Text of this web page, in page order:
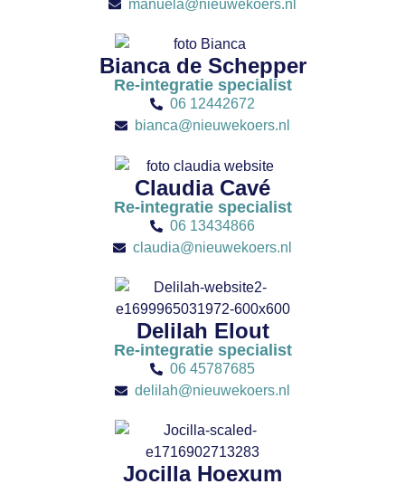
manuela@nieuwekoers.nl
Bianca de Schepper
Re-integratie specialist
06 12442672
bianca@nieuwekoers.nl
Claudia Cavé
Re-integratie specialist
06 13434866
claudia@nieuwekoers.nl
Delilah Elout
Re-integratie specialist
06 45787685
delilah@nieuwekoers.nl
Jocilla Hoexum